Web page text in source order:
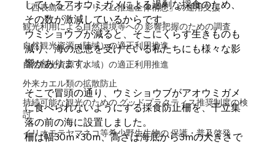
「西表島エコツーリズム推進全体構想」の運用支援
観光利用による自然環境等への 影響把握のための調査
自然観光資源（陸域）の適正利用推進
自然観光資源（水域）の適正利用推進
外来カエル類の拡散防止
持続可能な観光のための グッドプラクティス推奨制度の検
討
イリオモテヤマネコ等希少野生生物の 保護・普及啓発
しているアオウミガメによる過剰な採食のため、
その数が激減しているからです。
ウミショウブが減ると、そこにくらす生きものも
減り、海の恩恵を受けている私たちにも様々な影
響があります。
そこで冒頭の通り、ウミショウブがアオウミガメ
に食べられないようにする採食防止柵を、干立集
落の前の海に設置しました。
柵は幅30m×30m、高さは海底から3mの大きさで